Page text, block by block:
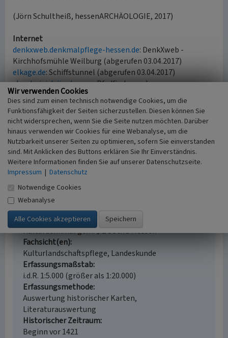
(Jörn Schultheiß, hessenARCHÄOLOGIE, 2017)
Internet
denkxweb.denkmalpflege-hessen.de: DenkXweb -
Kirchhofsmühle Weilburg (abgerufen 03.04.2017)
elkage.de: Schiffstunnel (abgerufen 03.04.2017)
skg-dreieich.jimdo.com: Pfadfinderzentrum
Kirchhofsmühle Weilburg (abgerufen 03.04.2017)
Kirchhofsmühle Weilburg
Schlagwörter
Wassermühle Getreidemühle Bannmühle
Wasserkraftwerk
Straße / Hausnummer
Im Bangert 1 b
Ort
35781 Weilburg
Gesetzlich geschütztes Kulturdenkmal
Kulturdenkmal gem. § 2 DSchG Hessen
Fachsicht(en)
Kulturlandschaftspflege, Landeskunde
Erfassungsmaßstab
i.d.R. 1:5.000 (größer als 1:20.000)
Erfassungsmethode
Auswertung historischer Karten,
Literaturauswertung
Historischer Zeitraum
Beginn vor 1421
Wir verwenden Cookies
Dies sind zum einen technisch notwendige Cookies, um die
Funktionsfähigkeit der Seiten sicherzustellen. Diesen können Sie
nicht widersprechen, wenn Sie die Seite nutzen möchten. Darüber
hinaus verwenden wir Cookies für eine Webanalyse, um die
Nutzbarkeit unserer Seiten zu optimieren, sofern Sie einverstanden
sind. Mit Anklicken des Buttons erklären Sie Ihr Einverständnis.
Weitere Informationen finden Sie auf unserer Datenschutzseite.
Impressum | Datenschutz
Notwendige Cookies
Webanalyse